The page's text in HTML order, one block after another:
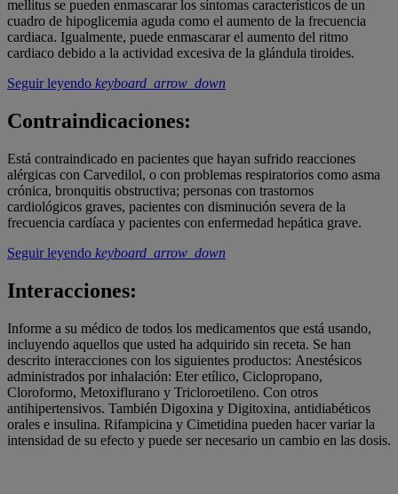
mellitus se pueden enmascarar los síntomas característicos de un
cuadro de hipoglicemia aguda como el aumento de la frecuencia
cardiaca. Igualmente, puede enmascarar el aumento del ritmo
cardiaco debido a la actividad excesiva de la glándula tiroides.
Seguir leyendo keyboard_arrow_down
Contraindicaciones:
Está contraindicado en pacientes que hayan sufrido reacciones
alérgicas con Carvedilol, o con problemas respiratorios como asma
crónica, bronquitis obstructiva; personas con trastornos
cardiológicos graves, pacientes con disminución severa de la
frecuencia cardíaca y pacientes con enfermedad hepática grave.
Seguir leyendo keyboard_arrow_down
Interacciones:
Informe a su médico de todos los medicamentos que está usando,
incluyendo aquellos que usted ha adquirido sin receta. Se han
descrito interacciones con los siguientes productos: Anestésicos
administrados por inhalación: Eter etílico, Ciclopropano,
Cloroformo, Metoxiflurano y Tricloroetileno. Con otros
antihipertensivos. También Digoxina y Digitoxina, antidiabéticos
orales e insulina. Rifampicina y Cimetidina pueden hacer variar la
intensidad de su efecto y puede ser necesario un cambio en las dosis.